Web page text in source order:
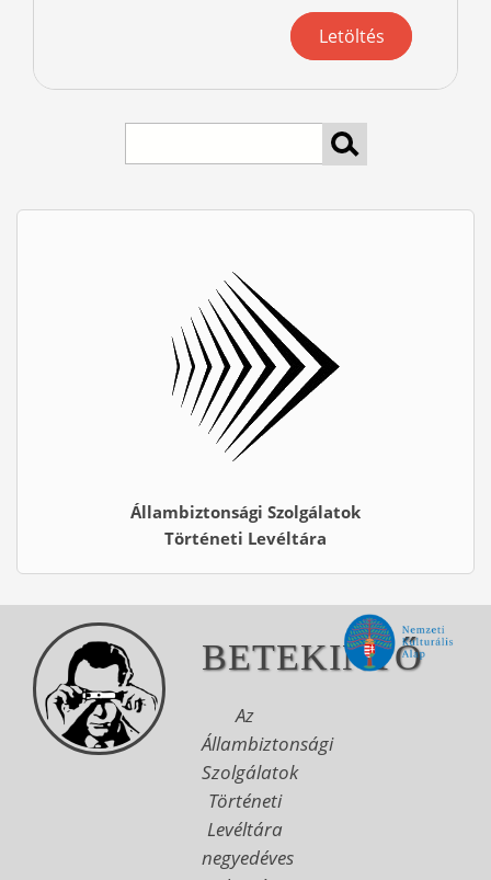
Letöltés
Állambiztonsági Szolgálatok
Történeti Levéltára
BETEKINTŐ
Az
Állambiztonsági
Szolgálatok
Történeti
Levéltára
negyedéves